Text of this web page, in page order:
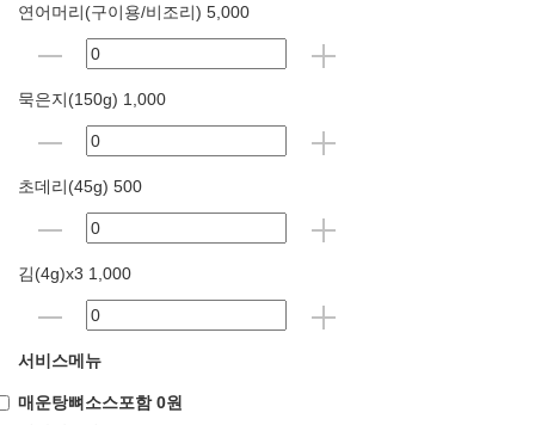
연어머리(구이용/비조리) 5,000
묵은지(150g) 1,000
초데리(45g) 500
김(4g)x3 1,000
서비스메뉴
매운탕뼈소스포함 0원